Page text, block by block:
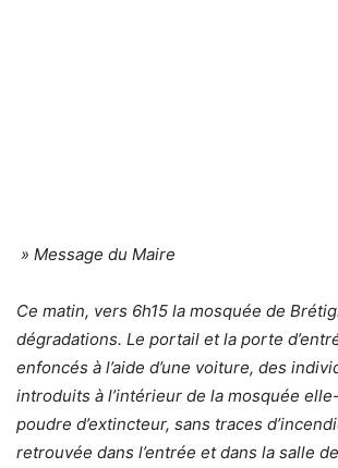
» Message du Maire
Ce matin, vers 6h15 la mosquée de
dégradations. Le portail et la porte
enfoncés à l’aide d’une voiture, des
introduits à l’intérieur de la mosquée
poudre d’extincteur, sans traces
retrouvée dans l’entrée et dans la salle